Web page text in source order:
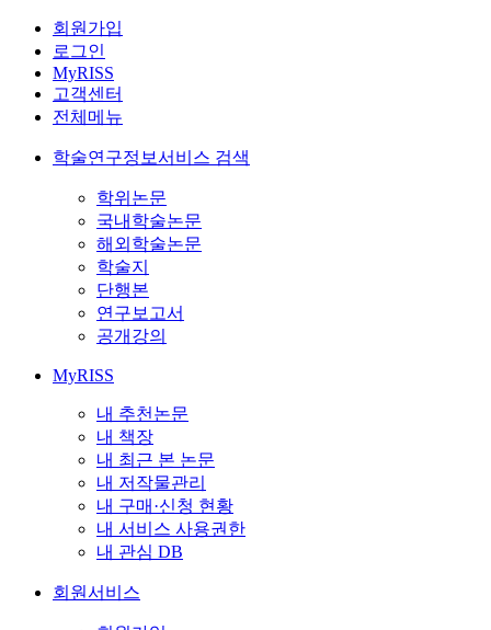
회원가입
로그인
MyRISS
고객센터
전체메뉴
학술연구정보서비스 검색
학위논문
국내학술논문
해외학술논문
학술지
단행본
연구보고서
공개강의
MyRISS
내 추천논문
내 책장
내 최근 본 논문
내 저작물관리
내 구매·신청 현황
내 서비스 사용권한
내 관심 DB
회원서비스